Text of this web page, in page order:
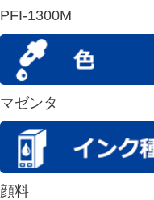
PFI-1300M
マゼンタ
顔料